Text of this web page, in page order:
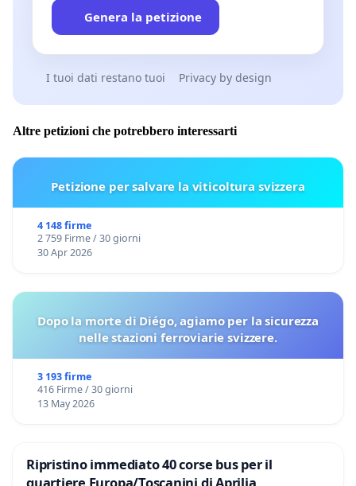
Genera la petizione
I tuoi dati restano tuoi Privacy by design
Altre petizioni che potrebbero interessarti
Petizione per salvare la viticoltura svizzera
4 148 firme
2 759 Firme / 30 giorni
30 Apr 2026
Dopo la morte di Diégo, agiamo per la sicurezza
nelle stazioni ferroviarie svizzere.
3 193 firme
416 Firme / 30 giorni
13 May 2026
Ripristino immediato 40 corse bus per il
quartiere Europa/Toscanini di Aprilia